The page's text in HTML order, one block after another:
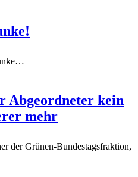
Abgeordneter kein
mehr
der Grünen-Bundestagsfraktion,